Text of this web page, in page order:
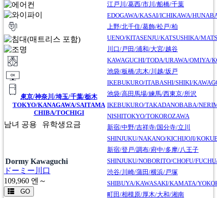
東京/神奈川/埼玉/千葉/栃木
TOKYO/KANAGAWA/SAITAMA
CHIBA/TOCHIGI
江戸川/葛西/市川/船橋/千葉
EDOGAWA/KASAI/ICHIKAWA/
上野/北千住/葛飾/松戸/柏
UENO/KITASENJU/KATSUSHIKA/
川口/戸田/浦和/大宮/越谷
KAWAGUCHI/TODA/URAWA/OMIYA/
池袋/板橋/志木/川越/坂戸
IKEBUKURO/ITABASHI/SHIKI/
池袋/高田馬場/練馬/西東京/所沢
IKEBUKURO/TAKADANOBABA/
NISHITOKYO/TOKOROZAWA
新宿/中野/吉祥寺/国分寺/立川
SHINJUKU/NAKANO/KICHIJOJI/
新宿/登戸/調布/府中/多摩/八王子
SHINJUKU/NOBORITO/CHOFU/
渋谷/川崎/蒲田/横浜/戸塚
SHIBUYA/KAWASAKI/KAMATA/
町田/相模原/厚木/大和/湘南
남녀 공용 유학생요금
Dormy Kawaguchi
ドーミー川口
109,960 엔～
GO